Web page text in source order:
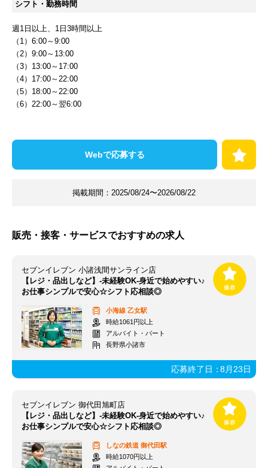
シフト・勤務時間
週1日以上、1日3時間以上
（1）6:00～9:00
（2）9:00～13:00
（3）13:00～17:00
（4）17:00～22:00
（5）18:00～22:00
（6）22:00～翌6:00
Webで応募する
掲載期間： 2025/08/24〜2026/08/22
販売・接客・サービスでおすすめの求人
セブンイレブン 小諸浅間サンライン店
【レジ・品出しなど】-未経験OK-身近で始めやすい♪
お仕事シンプルで安心☆シフト応相談◎
小海線 乙女駅
時給1061円以上
アルバイト・パート
長野県小諸市
応募終了日：8月23日
セブンイレブン 御代田旭町店
【レジ・品出しなど】-未経験OK-身近で始めやすい♪
お仕事シンプルで安心☆シフト応相談◎
しなの鉄道 御代田駅
時給1070円以上